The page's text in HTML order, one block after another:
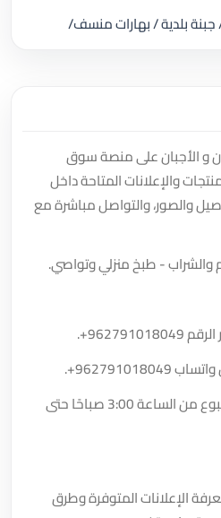
بلدية / بهارات منسف/
و الأجبان على منصة سوق
والإعلانات المتاحة داخل
والصور، والتواصل مباشرة مع
والشراب - طبخ منزلي وتواصي.
+962791018049
.
+962791018049
.
أوقات العمل: جميع أيام الأسبوع من الساعة 3:00 صباحًا حتى
الإعلانات المتوفرة وطرق